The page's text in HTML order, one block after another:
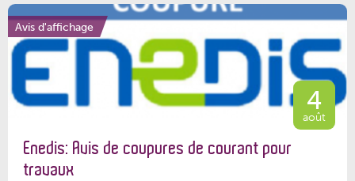
Avis d'affichage
4
août
Enedis: Avis de coupures de courant pour
travaux